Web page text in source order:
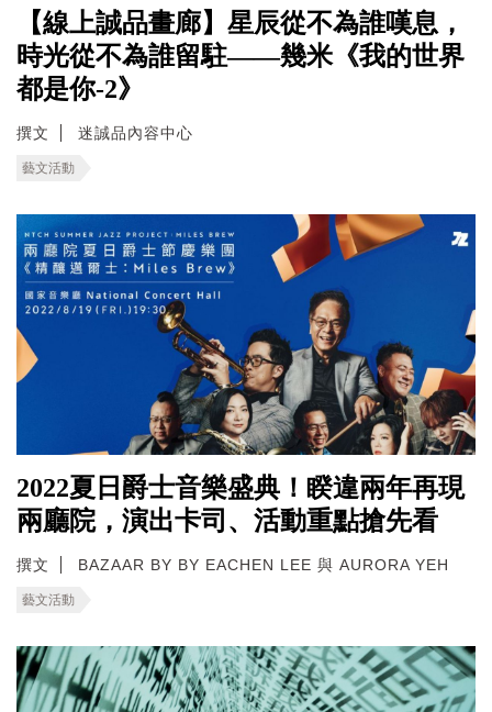
【線上誠品畫廊】星辰從不為誰嘆息，
時光從不為誰留駐——幾米《我的世界
都是你-2》
撰文 迷誠品內容中心
藝文活動
2022夏日爵士音樂盛典！睽違兩年再現
兩廳院，演出卡司、活動重點搶先看
撰文 BAZAAR BY BY EACHEN LEE 與 AURORA YEH
藝文活動